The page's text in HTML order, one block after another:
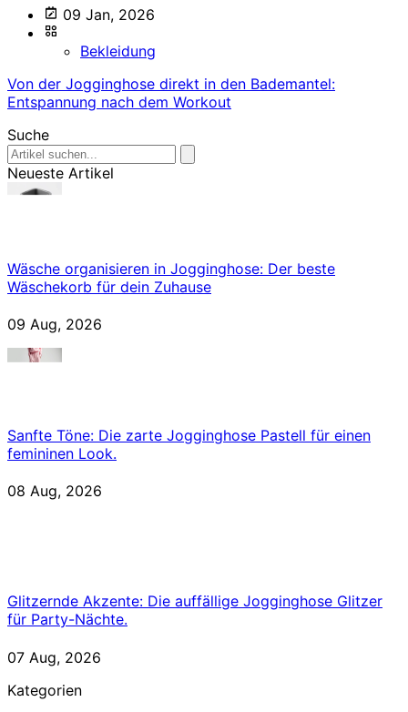
09 Jan, 2026
Bekleidung
Von der Jogginghose direkt in den Bademantel:
Entspannung nach dem Workout
Suche
Neueste Artikel
Wäsche organisieren in Jogginghose: Der beste
Wäschekorb für dein Zuhause
09 Aug, 2026
Sanfte Töne: Die zarte Jogginghose Pastell für einen
femininen Look.
08 Aug, 2026
Glitzernde Akzente: Die auffällige Jogginghose Glitzer
für Party-Nächte.
07 Aug, 2026
Kategorien